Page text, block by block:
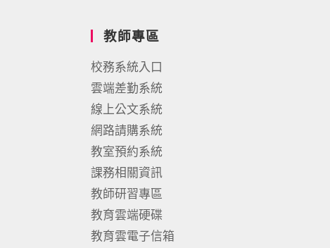
教師專區
校務系統入口
雲端差勤系統
線上公文系統
網路請購系統
教室預約系統
課務相關資訊
教師研習專區
教育雲端硬碟
教育雲電子信箱